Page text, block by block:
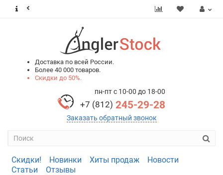
Доставка по всей России.
Более 40 000 товаров.
Скидки до 50%.
пн-пт с 10-00 до 18-00
+7 (812) 245-29-28
Заказать обратный звонок
Скидки! Новинки Хиты продаж
Новости
Статьи
Отзывы